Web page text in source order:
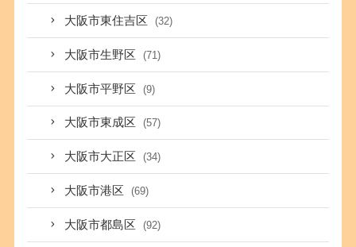
大阪市東住吉区 (32)
大阪市生野区 (71)
大阪市平野区 (9)
大阪市東成区 (57)
大阪市大正区 (34)
大阪市港区 (69)
大阪市都島区 (92)